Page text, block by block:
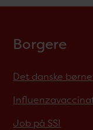
Borgere
Det danske
Job på SSI